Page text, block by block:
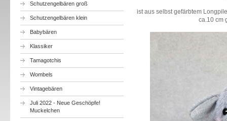
Schutzengelbären groß
Schutzengelbären klein
Babybären
Klassiker
Tamagotchis
Wombels
Vintagebären
Juli 2022 - Neue Geschöpfe!
Muckelchen
ist aus selbst gefärbtem
ca.10 cm